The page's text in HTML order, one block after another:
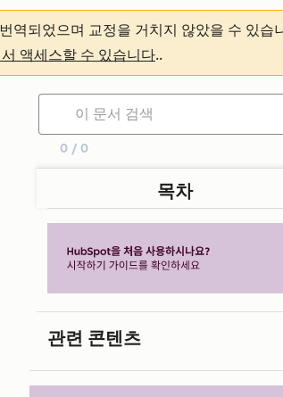
역되었으며 교정을 거치지 않았을 수 있습
액세스할 수 있습니다..
0 / 0
목차
관련 콘텐츠